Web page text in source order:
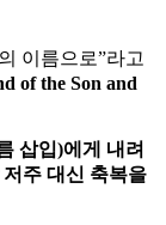
이름으로”라고
of the Son and
삽입)에게 내려
주 대신 축복을